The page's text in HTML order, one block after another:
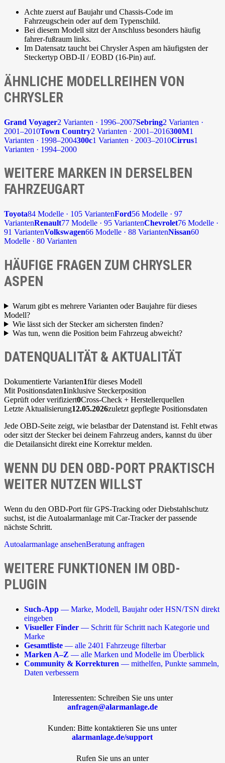
Achte zuerst auf Baujahr und Chassis-Code im
Fahrzeugschein oder auf dem Typenschild.
Bei diesem Modell sitzt der Anschluss besonders häufig
fahrer-fußraum links.
Im Datensatz taucht bei Chrysler Aspen am häufigsten der
Steckertyp OBD-II / EOBD (16-Pin) auf.
ÄHNLICHE MODELLREIHEN VON
CHRYSLER
Grand Voyager2 Varianten · 1996–2007Sebring2 Varianten ·
2001–2010Town Country2 Varianten · 2001–2016300M1
Varianten · 1998–2004300c1 Varianten · 2003–2010Cirrus1
Varianten · 1994–2000
WEITERE MARKEN IN DERSELBEN
FAHRZEUGART
Toyota84 Modelle · 105 VariantenFord56 Modelle · 97
VariantenRenault77 Modelle · 95 VariantenChevrolet76 Modelle ·
91 VariantenVolkswagen66 Modelle · 88 VariantenNissan60
Modelle · 80 Varianten
HÄUFIGE FRAGEN ZUM CHRYSLER
ASPEN
Warum gibt es mehrere Varianten oder Baujahre für dieses
Modell?
Wie lässt sich der Stecker am sichersten finden?
Was tun, wenn die Position beim Fahrzeug abweicht?
DATENQUALITÄT & AKTUALITÄT
Dokumentierte Varianten1für dieses Modell
Mit Positionsdaten1inklusive Steckerposition
Geprüft oder verifiziert0Cross-Check + Herstellerquellen
Letzte Aktualisierung12.05.2026zuletzt gepflegte Positionsdaten
Jede OBD-Seite zeigt, wie belastbar der Datenstand ist. Fehlt etwas
oder sitzt der Stecker bei deinem Fahrzeug anders, kannst du über
die Detailansicht direkt eine Korrektur melden.
WENN DU DEN OBD-PORT PRAKTISCH
WEITER NUTZEN WILLST
Wenn du den OBD-Port für GPS-Tracking oder Diebstahlschutz
suchst, ist die Autoalarmanlage mit Car-Tracker der passende
nächste Schritt.
Autoalarmanlage ansehenBeratung anfragen
WEITERE FUNKTIONEN IM OBD-
PLUGIN
Such-App — Marke, Modell, Baujahr oder HSN/TSN direkt
eingeben
Visueller Finder — Schritt für Schritt nach Kategorie und
Marke
Gesamtliste — alle 2401 Fahrzeuge filterbar
Marken A–Z — alle Marken und Modelle im Überblick
Community & Korrekturen — mithelfen, Punkte sammeln,
Daten verbessern
Interessenten: Schreiben Sie uns unter
anfragen@alarmanlage.de
Kunden: Bitte kontaktieren Sie uns unter
alarmanlage.de/support
Rufen Sie uns an unter